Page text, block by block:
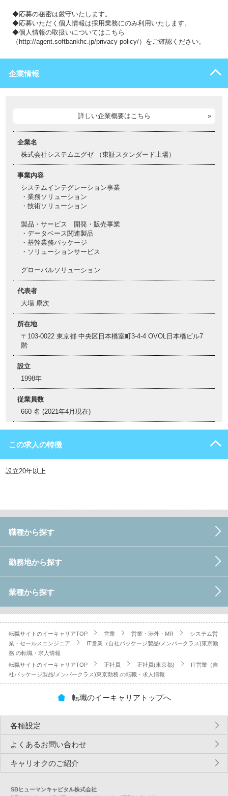
◆応募の秘密は厳守いたします。
◆応募いただく個人情報は採用業務にのみ利用いたします。
◆個人情報の取扱いについてはこちら
（http://agent.softbankhc.jp/privacy-policy/）をご確認ください。
企業情報
詳しい企業概要はこちら
企業名
株式会社システムエグゼ （東証スタンダード上場）
事業内容
システムインテグレーション事業
・業務ソリューション
・技術ソリューション
製品・サービス 開発・販売事業
・データベース関連製品
・基幹業務パッケージ
・ソリューションサービス
グローバルソリューション
代表者
大場 康次
所在地
〒103-0022 東京都 中央区日本橋室町3-4-4 OVOL日本橋ビル7
階
設立
1998年
従業員数
660 名 (2021年4月現在)
この求人の特徴
設立20年以上
職種から探す
勤務地から探す
業種から探す
転職サイトのイーキャリアTOP 営業 営業・渉外・MR
システム営
業・セールスエンジニア
IT営業（自社パッケージ製品/メンバークラス)東京勤
務.の転職・求人情報
転職サイトのイーキャリアTOP
正社員 正社員(東京都)
IT営業（自
社パッケージ製品/メンバークラス)東京勤務.の転職・求人情報
転職のイーキャリアトップへ
各種設定
よくあるお問い合わせ
キャリオクのご紹介
SBヒューマンキャピタル株式会社